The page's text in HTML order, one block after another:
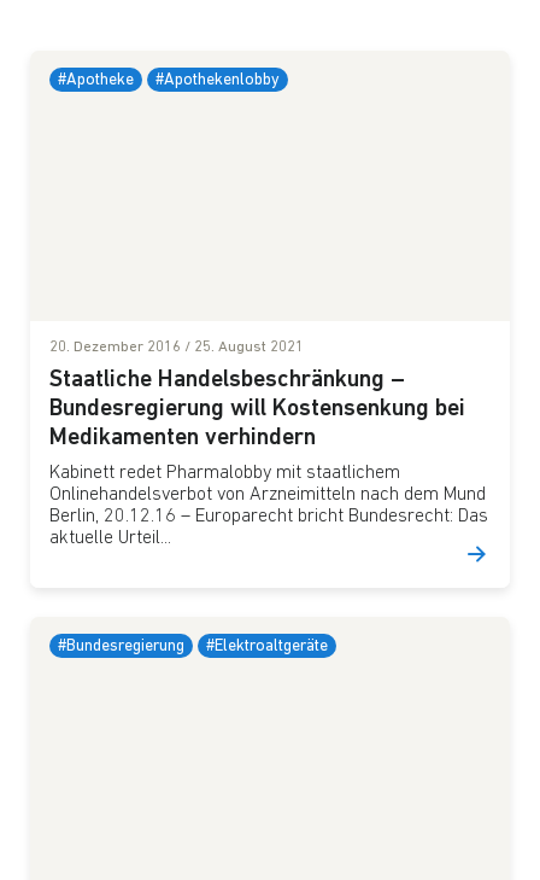
#Apotheke #Apothekenlobby
20. Dezember 2016 / 25. August 2021
Staatliche Handelsbeschränkung –
Bundesregierung will Kostensenkung bei
Medikamenten verhindern
Kabinett redet Pharmalobby mit staatlichem
Onlinehandelsverbot von Arzneimitteln nach dem Mund
Berlin, 20.12.16 – Europarecht bricht Bundesrecht: Das
aktuelle Urteil...
#Bundesregierung #Elektroaltgeräte